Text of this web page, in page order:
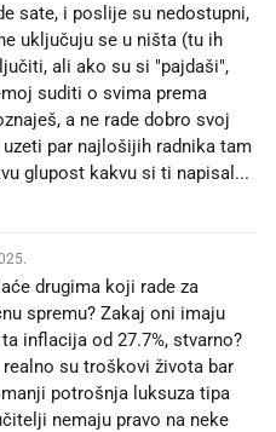
sate, i poslije su nedostupni,
uključuju se u ništa (tu ih
ali ako su si "pajdaši",
suditi o svima prema
a ne rade dobro svoj
par najlošijih radnika tam
glupost kakvu si ti napisal...
drugima koji rade za
spremu? Zakaj oni imaju
inflacija od 27.7%, stvarno?
su troškovi života bar
potrošnja luksuza tipa
nemaju pravo na neke